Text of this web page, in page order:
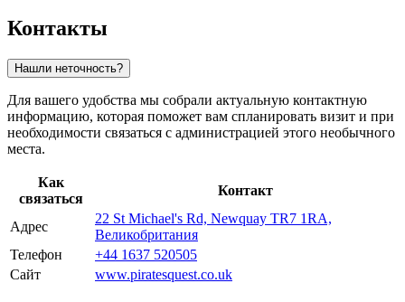
Контакты
Нашли неточность?
Для вашего удобства мы собрали актуальную контактную
информацию, которая поможет вам спланировать визит и при
необходимости связаться с администрацией этого необычного
места.
Как
связаться
Контакт
Адрес
22 St Michael's Rd, Newquay TR7 1RA,
Великобритания
Телефон
+44 1637 520505
Сайт
www.piratesquest.co.uk